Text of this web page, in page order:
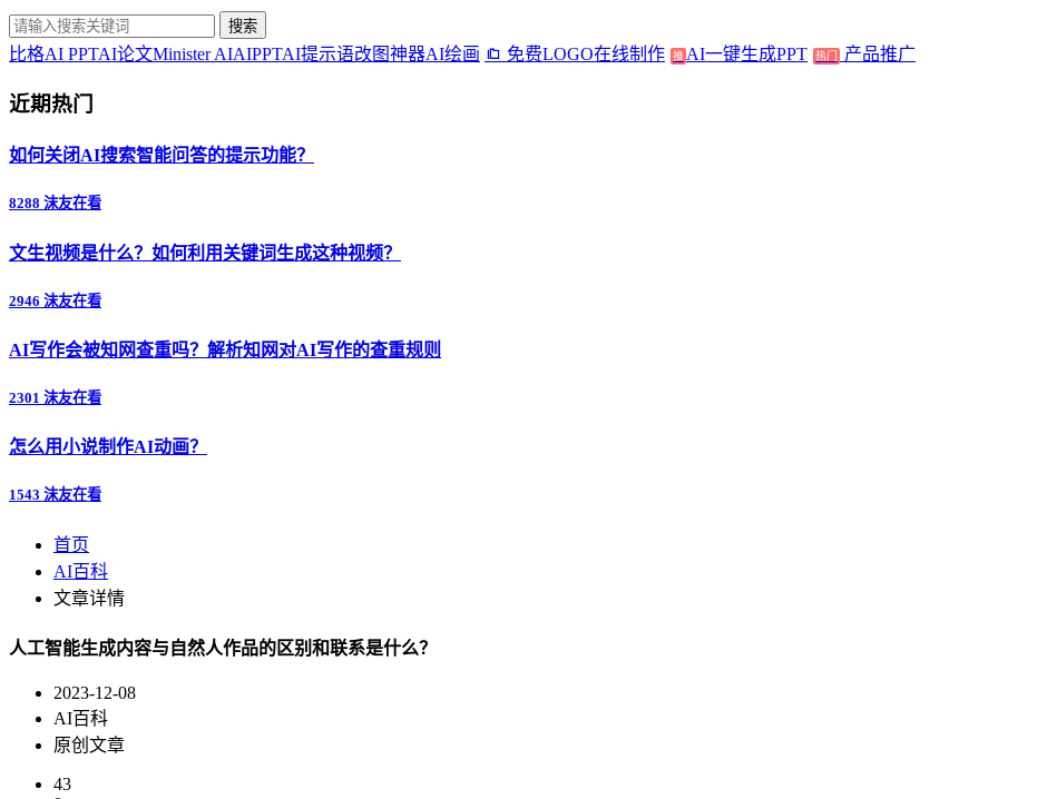
搜索
比格AI PPTAI论文Minister AIAIPPTAI提示语改图神器AI绘画 免费LOGO在线制作 推 AI一键生成PPT 热门 产品推广
近期热门
如何关闭AI搜索智能问答的提示功能？
8288 沫友在看
文生视频是什么？如何利用关键词生成这种视频？
2946 沫友在看
AI写作会被知网查重吗？解析知网对AI写作的查重规则
2301 沫友在看
怎么用小说制作AI动画？
1543 沫友在看
首页
AI百科
文章详情
人工智能生成内容与自然人作品的区别和联系是什么？
2023-12-08
AI百科
原创文章
43